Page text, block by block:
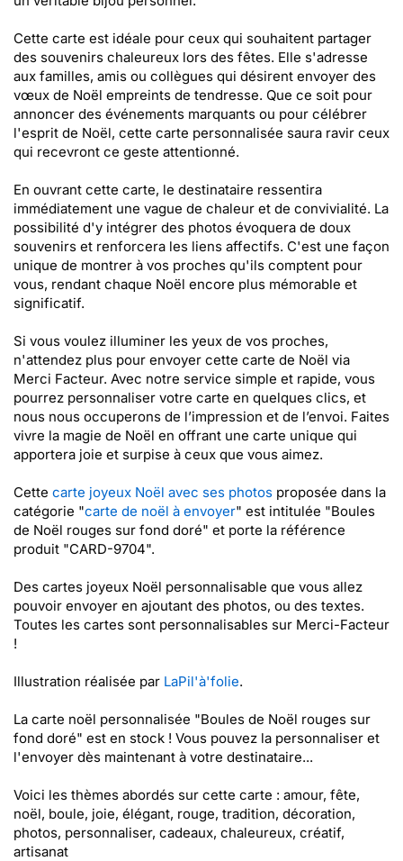
Cette carte est idéale pour ceux qui souhaitent partager
des souvenirs chaleureux lors des fêtes. Elle s'adresse
aux familles, amis ou collègues qui désirent envoyer des
vœux de Noël empreints de tendresse. Que ce soit pour
annoncer des événements marquants ou pour célébrer
l'esprit de Noël, cette carte personnalisée saura ravir ceux
qui recevront ce geste attentionné.
En ouvrant cette carte, le destinataire ressentira
immédiatement une vague de chaleur et de convivialité. La
possibilité d'y intégrer des photos évoquera de doux
souvenirs et renforcera les liens affectifs. C'est une façon
unique de montrer à vos proches qu'ils comptent pour
vous, rendant chaque Noël encore plus mémorable et
significatif.
Si vous voulez illuminer les yeux de vos proches,
n'attendez plus pour envoyer cette carte de Noël via
Merci Facteur. Avec notre service simple et rapide, vous
pourrez personnaliser votre carte en quelques clics, et
nous nous occuperons de l’impression et de l’envoi. Faites
vivre la magie de Noël en offrant une carte unique qui
apportera joie et surpise à ceux que vous aimez.
Cette carte joyeux Noël avec ses photos proposée dans la
catégorie "carte de noël à envoyer" est intitulée "Boules
de Noël rouges sur fond doré" et porte la référence
produit "CARD-9704".
Des cartes joyeux Noël personnalisable que vous allez
pouvoir envoyer en ajoutant des photos, ou des textes.
Toutes les cartes sont personnalisables sur Merci-Facteur
!
Illustration réalisée par LaPil'à'folie.
La carte noël personnalisée "Boules de Noël rouges sur
fond doré" est en stock ! Vous pouvez la personnaliser et
l'envoyer dès maintenant à votre destinataire...
Voici les thèmes abordés sur cette carte : amour, fête,
noël, boule, joie, élégant, rouge, tradition, décoration,
photos, personnaliser, cadeaux, chaleureux, créatif,
artisanat